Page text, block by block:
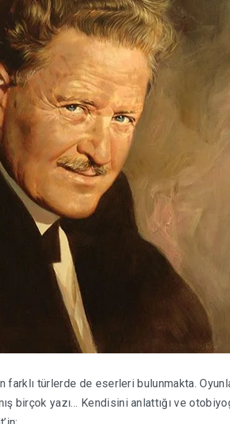
farklı türlerde de eserleri bulunmakta.
birçok yazı… Kendisini anlattığı ve